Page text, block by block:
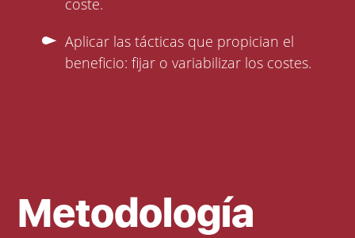
coste.
Aplicar las tácticas que propician el
beneficio: fijar o variabilizar los costes.
Metodología